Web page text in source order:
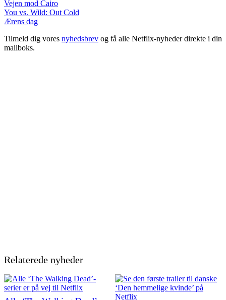
Vejen mod Cairo
You vs. Wild: Out Cold
Ærens dag
Tilmeld dig vores nyhedsbrev og få alle Netflix-nyheder direkte i din
mailboks.
Relaterede nyheder